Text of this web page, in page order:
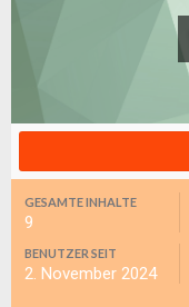
GESAMTE INHALTE
9
BENUTZER SEIT
2. November 2024